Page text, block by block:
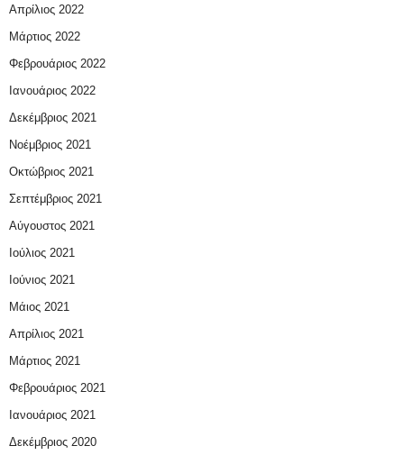
Απρίλιος 2022
Μάρτιος 2022
Φεβρουάριος 2022
Ιανουάριος 2022
Δεκέμβριος 2021
Νοέμβριος 2021
Οκτώβριος 2021
Σεπτέμβριος 2021
Αύγουστος 2021
Ιούλιος 2021
Ιούνιος 2021
Μάιος 2021
Απρίλιος 2021
Μάρτιος 2021
Φεβρουάριος 2021
Ιανουάριος 2021
Δεκέμβριος 2020